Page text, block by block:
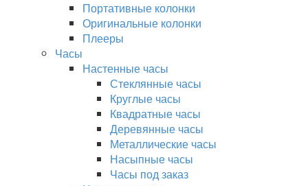
Портативные колонки
Оригинальные колонки
Плееры
Часы
Настенные часы
Стеклянные часы
Круглые часы
Квадратные часы
Деревянные часы
Металлические часы
Насыпные часы
Часы под заказ